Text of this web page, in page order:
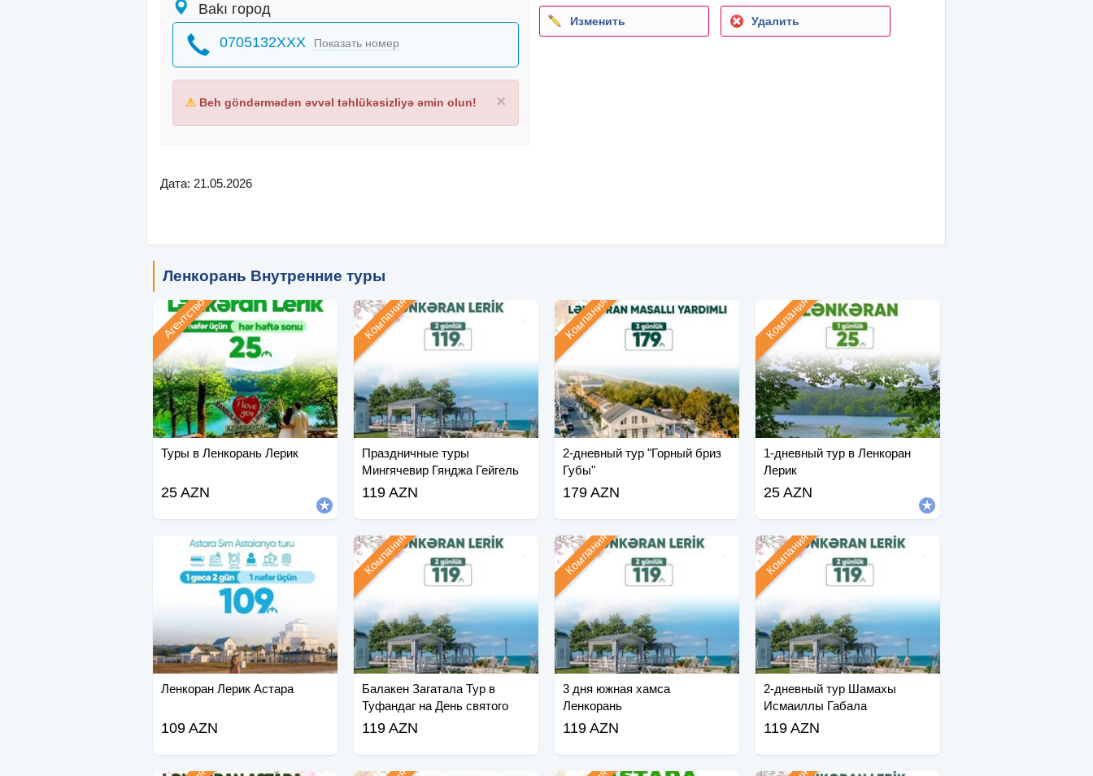
Bakı город
0705132XXX Показать номер
×
⚠ Beh göndərmədən əvvəl təhlükəsizliyə əmin olun!
Дата: 21.05.2026
Изменить Удалить
Ленкорань Внутренние туры
Туры в Ленкорань Лерик
Агентство
25 AZN
Праздничные туры
Мингячевир Гянджа Гейгель
Компания
119 AZN
2-дневный тур "Горный бриз
Губы"
Компания
179 AZN
1-дневный тур в Ленкоран
Лерик
Компания
25 AZN
Ленкоран Лерик Астара
109 AZN
Балакен Загатала Тур в
Туфандаг на День святого
Валентина
Компания
119 AZN
3 дня южная хамса
Ленкорань
Компания
119 AZN
2-дневный тур Шамахы
Исмаиллы Габала
Компания
119 AZN